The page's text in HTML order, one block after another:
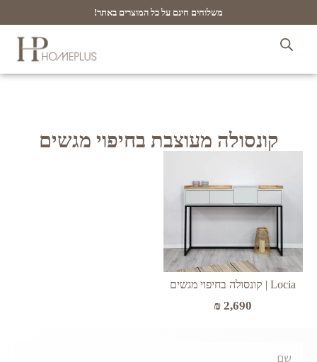
משלוחים חינם על כל המוצרים באתר!
קונסולה מעוצבת בחיפוי מגשים
Locia | קונסולה בחיפוי מגשים
₪ 2,690